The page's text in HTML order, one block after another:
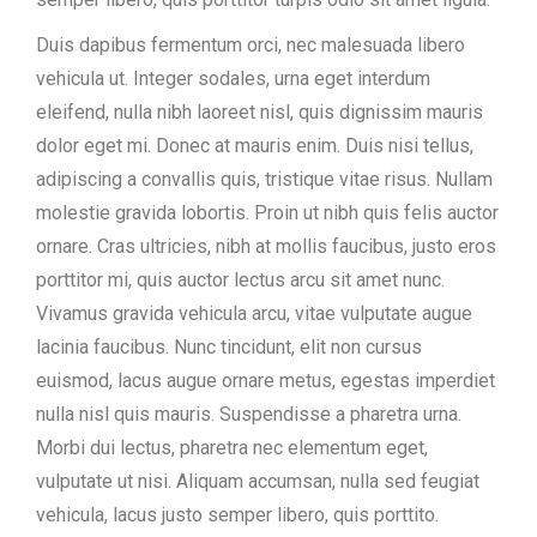
Duis dapibus fermentum orci, nec malesuada libero
vehicula ut. Integer sodales, urna eget interdum
eleifend, nulla nibh laoreet nisl, quis dignissim mauris
dolor eget mi. Donec at mauris enim. Duis nisi tellus,
adipiscing a convallis quis, tristique vitae risus. Nullam
molestie gravida lobortis. Proin ut nibh quis felis auctor
ornare. Cras ultricies, nibh at mollis faucibus, justo eros
porttitor mi, quis auctor lectus arcu sit amet nunc.
Vivamus gravida vehicula arcu, vitae vulputate augue
lacinia faucibus. Nunc tincidunt, elit non cursus
euismod, lacus augue ornare metus, egestas imperdiet
nulla nisl quis mauris. Suspendisse a pharetra urna.
Morbi dui lectus, pharetra nec elementum eget,
vulputate ut nisi. Aliquam accumsan, nulla sed feugiat
vehicula, lacus justo semper libero, quis porttito.